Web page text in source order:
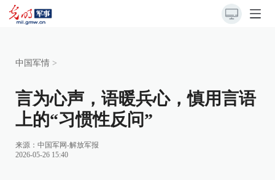
中国军情 >
言为心声，语暖兵心，慎用言语
上的“习惯性反问”
来源： 中国军网-解放军报
2026-05-26 15:40